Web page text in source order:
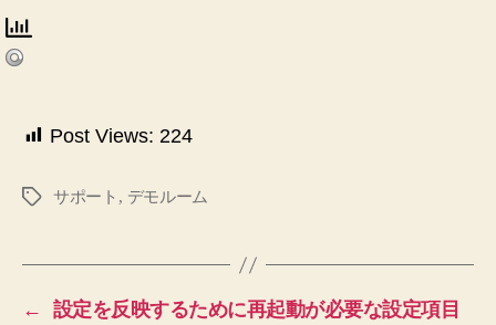
Post Views: 224
タ
サポート , デモルーム
←
設定を反映するために再起動が必要な設定項目